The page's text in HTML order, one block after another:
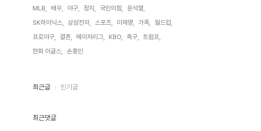
MLB, 배우, 야구, 정치, 국민의힘,
윤석열,
SK하이닉스,
삼성전자, 스포츠, 이재명, 가족,
월드컵,
프로야구,
결혼, 메이저리그, KBO, 축구,
트럼프,
한화 이글스,
손흥민,
최
인
최근글 인기글
최근댓글